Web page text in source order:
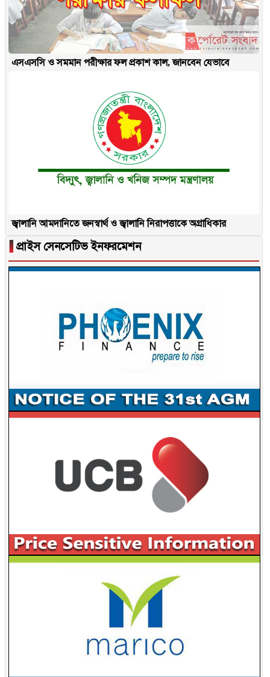
এসএসসি ও সমমান পরীক্ষার ফল প্রকাশ কাল, জানবেন যেভাবে
জ্বালানি আমদানিতে জনস্বার্থ ও জ্বালানি নিরাপত্তাকে অগ্রাধিকার
▐ প্রাইস সেনসেটিভ ইনফরমেশন